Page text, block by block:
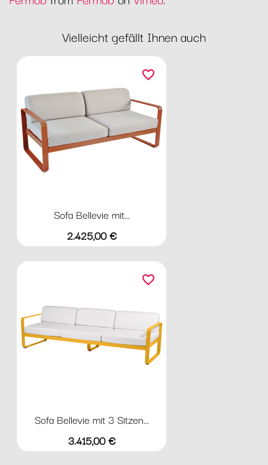
Vielleicht gefällt Ihnen auch
Sofa Bellevie mit...
Preis
2.425,00 €
favorite_border
Sofa Bellevie mit 3 Sitzen...
Preis
3.415,00 €
favorite_border